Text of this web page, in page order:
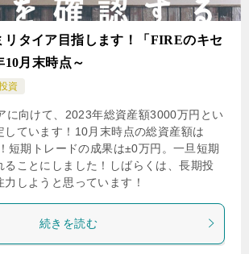
リタイア目指します！「FIREのキセ
月末時点～
資
に向けて、2023年総資産額3000万円とい
しています！10月末時点の総資産額は
短期トレードの成果は±0万円。一旦短期
ることにしました！しばらくは、長期投
しようと思っています！
続きを読む